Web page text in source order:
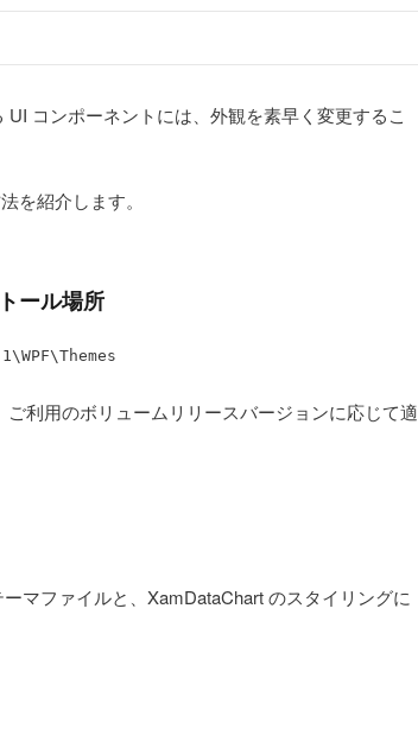
コンポーネントには、外観を素早く変更するこ
を紹介します。
ール場所
利用のボリュームリリースバージョンに応じて適
マファイルと、XamDataChart のスタイリングに